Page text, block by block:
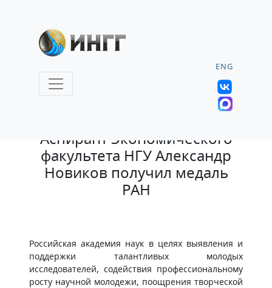
ENG
Аспирант Экономического
факультета НГУ Александр
Новиков получил медаль
РАН
Российская академия наук в целях выявления и
поддержки талантливых молодых
исследователей, содействия профессиональному
росту научной молодежи, поощрения творческой